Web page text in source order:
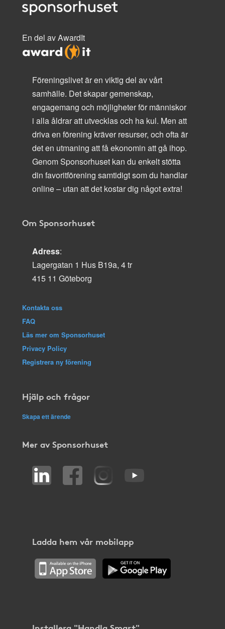
En del av AwardIt
Föreningslivet är en viktig del av vårt
samhälle. Det skapar gemenskap,
engagemang och möjligheter för människor
i alla åldrar att utvecklas och ha kul. Men att
driva en förening kräver resurser, och ofta är
det en utmaning att få ekonomin att gå ihop.
Genom Sponsorhuset kan du enkelt stötta
din favoritförening samtidigt som du handlar
online – utan att det kostar dig något extra!
Om Sponsorhuset
Adress:
Lagergatan 1 Hus B19a, 4 tr
415 11 Göteborg
Kontakta oss
FAQ
Läs mer om Sponsorhuset
Privacy Policy
Registrera ny förening
Hjälp och frågor
Skapa ett ärende
Mer av Sponsorhuset
Ladda hem vår mobilapp